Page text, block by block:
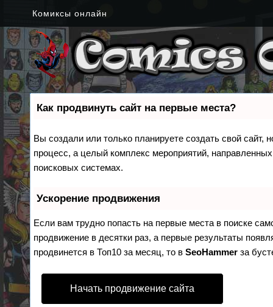
Комиксы онлайн
Как продвинуть сайт на первые места?
Вы создали или только планируете создать свой сайт,
процесс, а целый комплекс мероприятий,
поисковых системах.
Ускорение продвижения
Если вам трудно попасть на первые места в поиске
продвижение в десятки раз, а первые результаты
продвинется в Топ10 за месяц, то вSeoHammer за
Начать продвижение сайта